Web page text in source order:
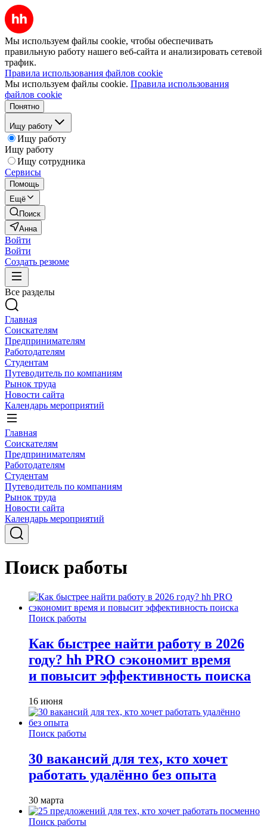
Мы используем файлы cookie, чтобы обеспечивать
правильную работу нашего веб-сайта и анализировать сетевой
трафик.
Правила использования файлов cookie
Мы используем файлы cookie. Правила использования
файлов cookie
Понятно
Ищу работу
Ищу работу
Ищу работу
Ищу сотрудника
Сервисы
Помощь
Ещё
Поиск
Анна
Войти
Войти
Создать резюме
Все разделы
Главная
Соискателям
Предпринимателям
Работодателям
Студентам
Путеводитель по компаниям
Рынок труда
Новости сайта
Календарь мероприятий
Главная
Соискателям
Предпринимателям
Работодателям
Студентам
Путеводитель по компаниям
Рынок труда
Новости сайта
Календарь мероприятий
Поиск работы
Поиск работы
Как быстрее найти работу в 2026
году? hh PRO сэкономит время
и повысит эффективность поиска
16 июня
Поиск работы
30 вакансий для тех, кто хочет
работать удалённо без опыта
30 марта
Поиск работы